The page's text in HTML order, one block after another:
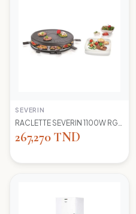
SEVERIN
267,270 TND